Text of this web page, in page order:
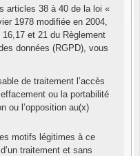
articles 38 à 40 de la loi «
1978 modifiée en 2004,
et 21 du Règlement
données (RGPD), vous
de traitement l’accès
ou la portabilité
ou l’opposition au(x)
motifs légitimes à ce
traitement et sans